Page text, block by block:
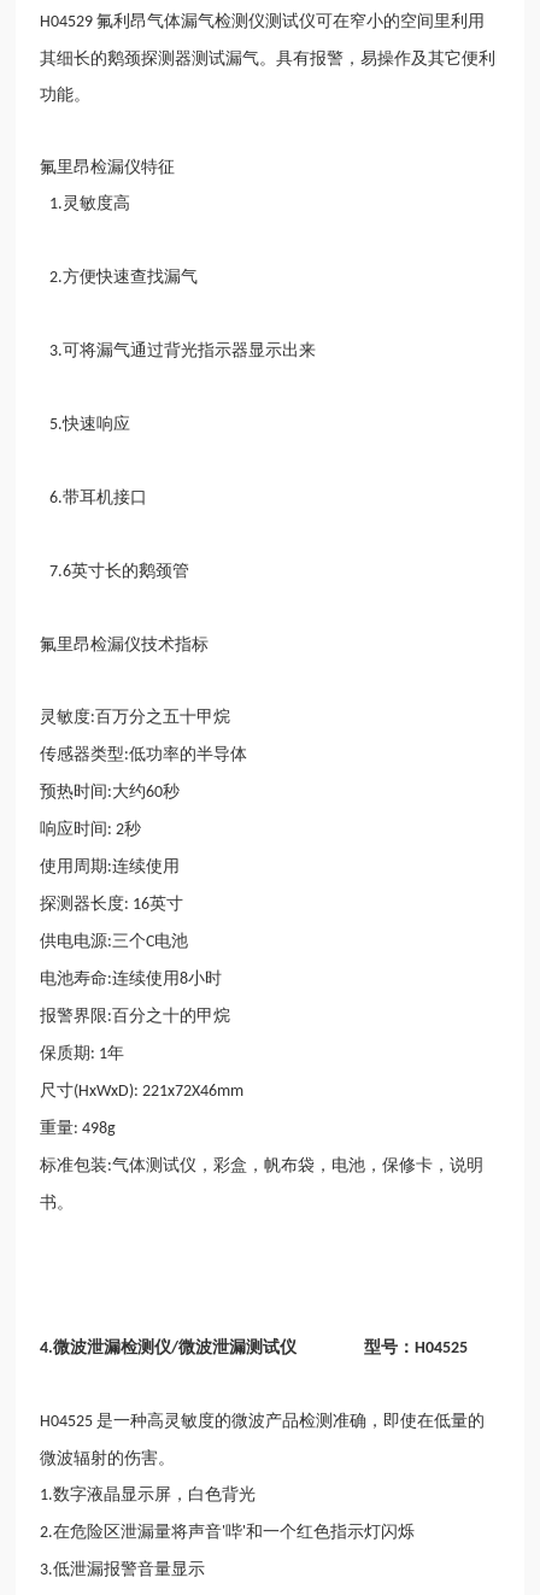
H04529氟利昂气体漏气检测仪测试仪可在窄小的空间里利用
其细长的鹅颈探测器测试漏气。具有报警，易操作及其它便利
功能。
氟里昂检漏仪特征
1. 灵敏度高
2.方便快速查找漏气
3.可将漏气通过背光指示器显示出来
5.快速响应
6.带耳机接口
7.6英寸长的鹅颈管
氟里昂检漏仪技术指标
灵敏度:百万分之五十甲烷
传感器类型:低功率的半导体
预热时间 :大约60秒
响应时间 : 2秒
使用周期 :连续使用
探测器长度: 16英寸
供电电源:三个C电池
电池寿命:连续使用8小时
报警界限:百分之十的甲烷
保质期 : 1年
尺寸(HxWxD): 221x72X46mm
重量: 498g
标准包装:气体测试仪，彩盒，帆布袋，电池，保修卡，说明
书。
4.微波泄漏检测仪/微波泄漏测试仪 型号：H04525
H04525是一种高灵敏度的微波产品检测准确，即使在低量的
微波辐射的伤害。
1.数字液晶显示屏，白色背光
2.在危险区泄漏量将声音'哔'和一个红色指示灯闪烁
3.低泄漏报警音量显示